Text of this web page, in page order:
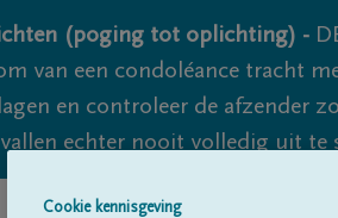
(poging tot oplichting) -
van een condoléance tracht
en controleer de afzender
echter nooit volledig uit te
Cookie kennisgeving